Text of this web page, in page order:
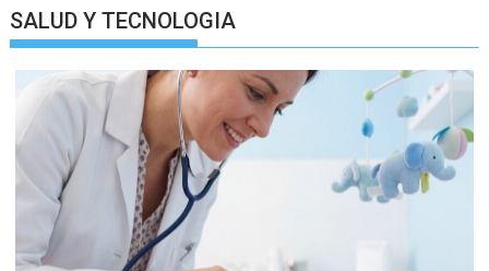
SALUD Y TECNOLOGIA